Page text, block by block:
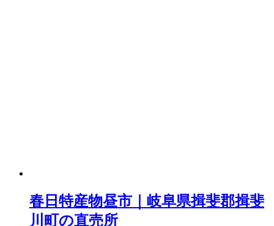
春日特産物昼市｜岐阜県揖斐郡揖斐
川町の直売所